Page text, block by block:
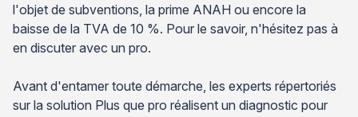
l'objet de subventions, la prime ANAH ou encore la
baisse de la TVA de 10 %. Pour le savoir, n'hésitez pas à
en discuter avec un pro.
Avant d'entamer toute démarche, les experts répertoriés
sur la solution Plus que pro réalisent un diagnostic pour